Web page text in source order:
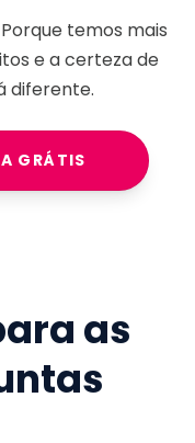
temos mais
e a certeza de
diferente.
GRÁTIS
as